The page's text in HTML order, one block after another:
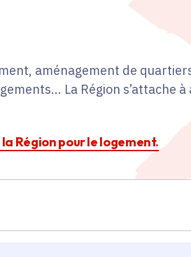
aménagement de
La Région s’attache
Région pour le logement.